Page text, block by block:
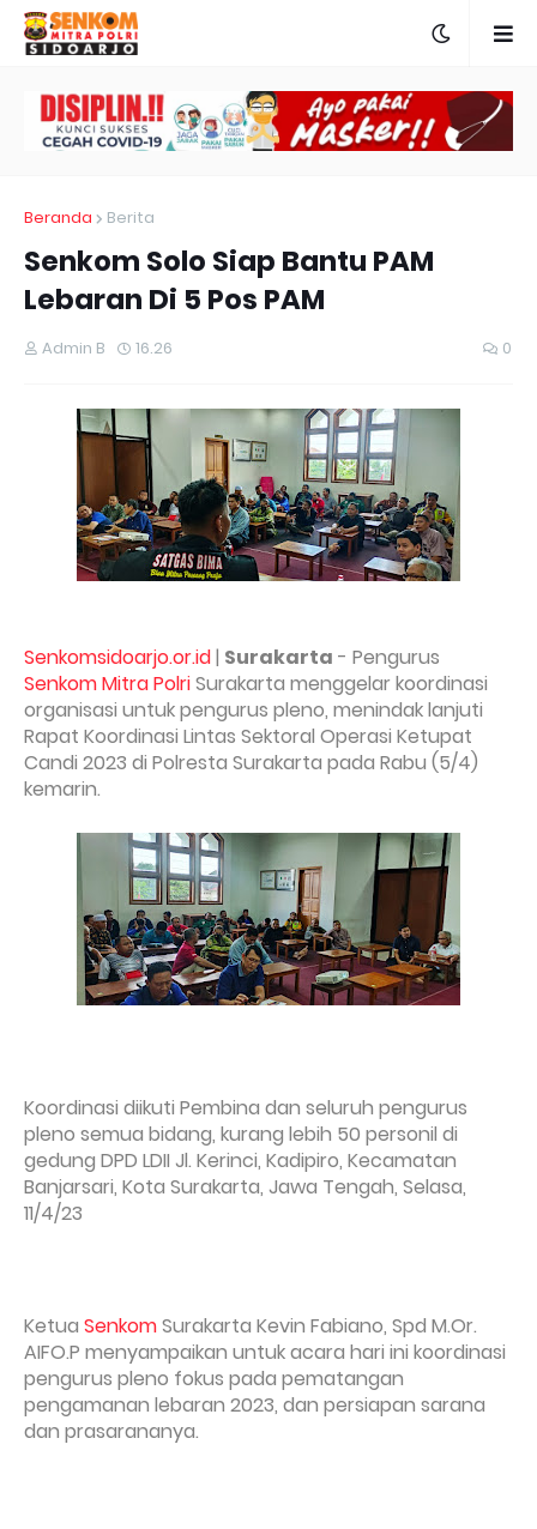
Beranda Berita
Senkom Solo Siap Bantu PAM
Lebaran Di 5 Pos PAM
Admin B 16.26 0
Senkomsidoarjo.or.id| Surakarta - Pengurus
Senkom Mitra PolriSurakarta menggelar koordinasi
organisasi untuk pengurus pleno, menindak lanjuti
Rapat Koordinasi Lintas Sektoral Operasi Ketupat
Candi 2023 di Polresta Surakarta pada Rabu (5/4)
kemarin.
Koordinasi diikuti Pembina dan seluruh pengurus
pleno semua bidang, kurang lebih 50 personil di
gedung DPD LDII Jl. Kerinci, Kadipiro, Kecamatan
Banjarsari, Kota Surakarta, Jawa Tengah, Selasa,
11/4/23
Ketua SenkomSurakarta Kevin Fabiano, Spd M.Or.
AIFO.P menyampaikan untuk acara hari ini koordinasi
pengurus pleno fokus pada pematangan
pengamanan lebaran 2023, dan persiapan sarana
dan prasarananya.